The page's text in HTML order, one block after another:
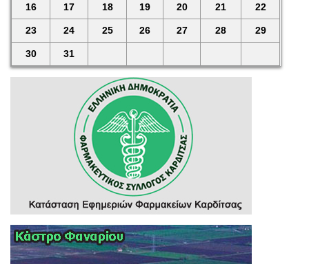
16 17 18 19 20 21 22
23 24 25 26 27 28 29
30 31